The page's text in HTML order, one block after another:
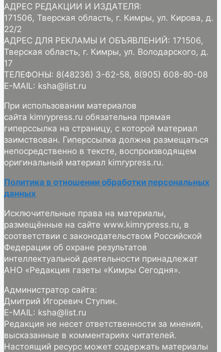
АДРЕС РЕДАКЦИИ И ИЗДАТЕЛЯ:
171506, Тверская область, г. Кимры, ул. Кирова, д.
22/2
АДРЕС ДЛЯ РЕКЛАМЫ И ОБЪЯВЛЕНИЙ: 171506,
Тверская область, г. Кимры, ул. Володарского, д.
17
ТЕЛЕФОНЫ: 8(48236) 3-62-58, 8(905) 608-80-08
E-MAIL: ksha@list.ru
При использовании материалов
сайта kimrypress.ru обязательна прямая
гиперссылка на страницу, с которой материал
заимствован. Гиперссылка должна размещаться
непосредственно в тексте, воспроизводящем
оригинальный материал kimrypress.ru.
Политика в отношении обработки персональных
данных
Исключительные права на материалы,
размещённые на сайте www.kimrypress.ru, в
соответствии с законодательством Российской
Федерации об охране результатов
интеллектуальной деятельности принадлежат
АНО «Редакция газеты «Кимры Сегодня».
Администратор сайта:
Дмитрий Игоревич Ступин.
E-MAIL: ksha@list.ru
Редакция не несет ответственности за мнения,
высказанные в комментариях читателей.
Настоящий ресурс может содержать материалы